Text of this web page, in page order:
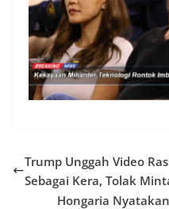
Trump Unggah Video
Sebagai Kera, Tolak
Hongaria